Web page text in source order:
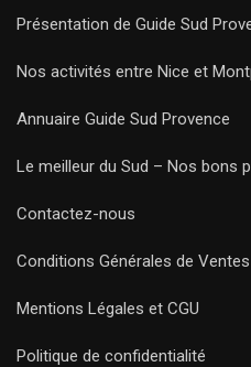
Présentation de Guide Sud
Nos activités entre Nice et
Annuaire Guide Sud Provence
Le meilleur du Sud – Nos bons
Contactez-nous
Conditions Générales de Ventes
Mentions Légales et CGU
Politique de confidentialité